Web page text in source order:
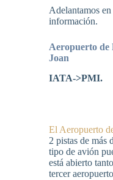
Adelantamos
información.
Aeropuerto de
Joan
IATA-
El Aeropuerto
2 pistas de más
tipo de avión
está abierto
tercer